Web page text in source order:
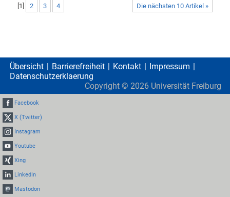
Die nächsten 10 Artikel »
1 2 3 4
Übersicht Barrierefreiheit Kontakt
Impressum
Datenschutzerklaerung
Copyright © 2026 Universität Freiburg
Facebook
X (Twitter)
Instagram
Youtube
Xing
LinkedIn
Mastodon